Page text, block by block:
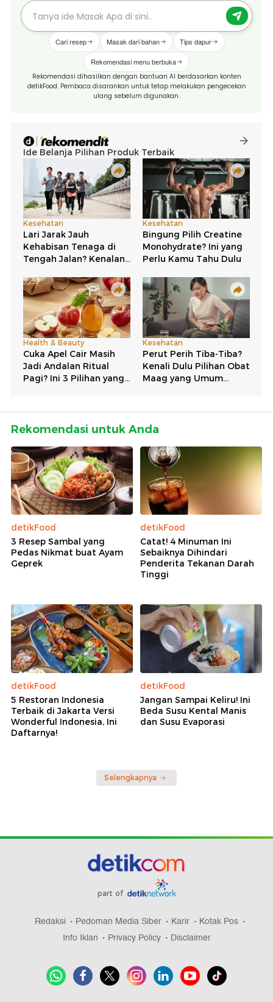
Cari resep Masak dari bahan Tips dapur
Rekomendasi menu berbuka
Rekomendasi dihasilkan dengan bantuan AI berdasarkan konten
detikFood. Pembaca disarankan untuk tetap melakukan pengecekan
ulang sebelum digunakan.
Rekomendasi untuk Anda
detikFood
3 Resep Sambal yang
Pedas Nikmat buat Ayam
Geprek
detikFood
Catat! 4 Minuman Ini
Sebaiknya Dihindari
Penderita Tekanan Darah
Tinggi
detikFood
5 Restoran Indonesia
Terbaik di Jakarta Versi
Wonderful Indonesia, Ini
Daftarnya!
detikFood
Jangan Sampai Keliru! Ini
Beda Susu Kental Manis
dan Susu Evaporasi
Selengkapnya
part of
Redaksi Pedoman Media Siber Karir
Kotak Pos
Info Iklan
Privacy Policy Disclaimer